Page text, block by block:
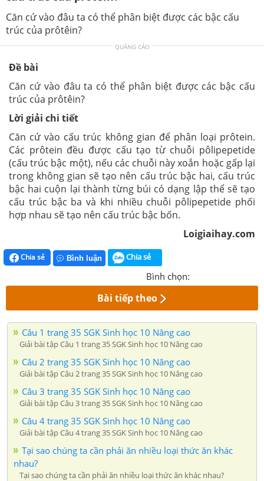
Căn cứ vào đâu ta có thể phân biệt được các bậc cấu
trúc của prôtêin?
QUẢNG CÁO
Đề bài
Căn cứ vào đâu ta có thể phân biệt được các bậc cấu
trúc của prôtêin?
Lời giải chi tiết
Căn cứ vào cấu trúc không gian để phân loại prôtein.
Các prôtein đều được cấu tạo từ chuỗi pôlipepetide
(cấu trúc bậc một), nếu các chuỗi này xoắn hoặc gấp lại
trong không gian sẽ tạo nên cấu trúc bậc hai, cấu trúc
bậc hai cuộn lại thành từng búi có dạng lập thể sẽ tạo
cấu trúc bậc ba và khi nhiều chuỗi pôlipepetide phối
hợp nhau sẽ tạo nên cấu trúc bậc bốn.
Loigiaihay.com
Chia sẻ Bình luận Chia sẻ
Bình chọn:
Bài tiếp theo
Câu 1 trang 35 SGK Sinh học 10 Nâng cao
Giải bài tập Câu 1 trang 35 SGK Sinh học 10 Nâng cao
Câu 2 trang 35 SGK Sinh học 10 Nâng cao
Giải bài tập Câu 2 trang 35 SGK Sinh học 10 Nâng cao
Câu 3 trang 35 SGK Sinh học 10 Nâng cao
Giải bài tập Câu 3 trang 35 SGK Sinh học 10 Nâng cao
Câu 4 trang 35 SGK Sinh học 10 Nâng cao
Giải bài tập Câu 4 trang 35 SGK Sinh học 10 Nâng cao
Tại sao chúng ta cần phải ăn nhiều loại thức ăn khác
nhau?
Tại sao chúng ta cần phải ăn nhiều loại thức ăn khác nhau?